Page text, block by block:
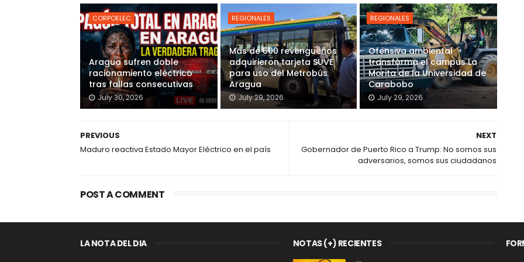
CORPOELEC
Aragua sufren doble
racionamiento eléctrico
tras fallas consecutivas
July 30, 2026
REGIONALES
Más de 600 revengueños
adquirieron tarjeta SUVE
para uso del Metrobús
Aragua
July 29, 2026
REGIONALES
Ofensiva ambiental
transforma el campus La
Morita de la Universidad de
Carabobo
July 29, 2026
NEXT
Gobernador de Puerto Rico a Trump: No somos sus
adversarios, somos sus ciudadanos
PREVIOUS
Maduro reactiva Estado Mayor Eléctrico en el país
POST A COMMENT
LA NOTA DEL DIA
NOTAS (+) RECIENTES